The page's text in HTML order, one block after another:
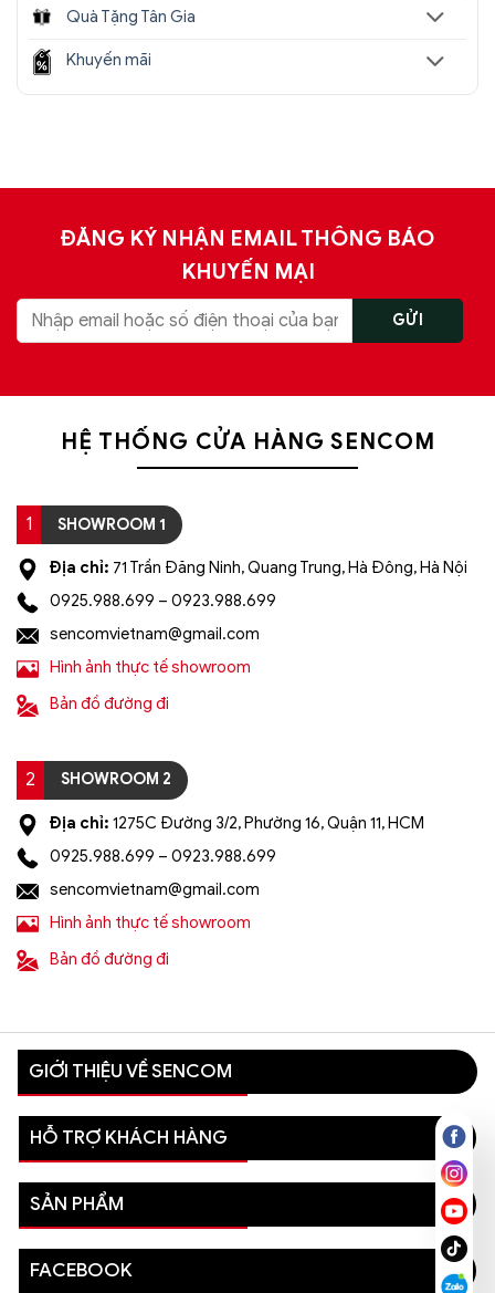
Quà Tặng Tân Gia
Khuyến mãi
ĐĂNG KÝ NHẬN EMAIL THÔNG BÁO
KHUYẾN MẠI
HỆ THỐNG CỬA HÀNG SENCOM
1 SHOWROOM 1
Địa chỉ: 71 Trần Đăng Ninh, Quang Trung, Hà Đông, Hà Nội
0925.988.699 – 0923.988.699
sencomvietnam@gmail.com
Hình ảnh thực tế showroom
Bản đồ đường đi
2 SHOWROOM 2
Địa chỉ: 1275C Đường 3/2, Phường 16, Quận 11, HCM
0925.988.699 – 0923.988.699
sencomvietnam@gmail.com
Hình ảnh thực tế showroom
Bản đồ đường đi
GIỚI THIỆU VỀ SENCOM
HỖ TRỢ KHÁCH HÀNG
SẢN PHẨM
FACEBOOK